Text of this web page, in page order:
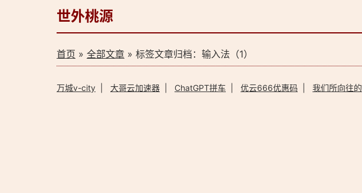
世外桃源
首页 » 全部文章 » 标签文章归档：输入法（1）
万城v-city 大哥云加速器 ChatGPT拼车 优云666优惠码 我们所向往的